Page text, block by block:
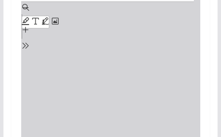
to
PDF
content